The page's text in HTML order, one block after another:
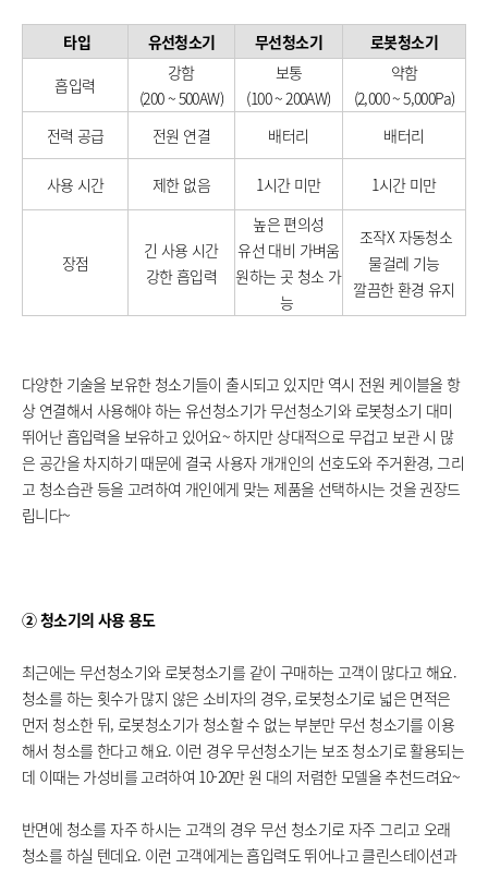
타입 유선청소기 무선청소기
로봇청소기
흡입력
강함
(200 ~ 500AW)
보통
(100 ~ 200AW)
약함
(2,000 ~ 5,000Pa)
전력 공급
전원 연결 배터리 배터리
사용 시간 제한 없음 1시간 미만 1시간 미만
장점
긴 사용 시간
강한 흡입력
높은 편의성
유선 대비 가벼움
원하는 곳 청소 가
능
조작X 자동청소
물걸레 기능
깔끔한 환경 유지
다양한 기술을 보유한 청소기들이 출시되고 있지만 역시 전원 케이블을 항
상 연결해서 사용해야 하는 유선청소기가 무선청소기와 로봇청소기 대미
뛰어난 흡입력을 보유하고 있어요~ 하지만 상대적으로 무겁고 보관 시 많
은 공간을 차지하기 때문에 결국 사용자 개개인의 선호도와 주거환경, 그리
고 청소습관 등을 고려하여 개인에게 맞는 제품을 선택하시는 것을 권장드
립니다~
② 청소기의 사용 용도
최근에는 무선청소기와 로봇청소기를 같이 구매하는 고객이 많다고 해요.
청소를 하는 횟수가 많지 않은 소비자의 경우, 로봇청소기로 넓은 면적은
먼저 청소한 뒤, 로봇청소기가 청소할 수 없는 부분만 무선 청소기를 이용
해서 청소를 한다고 해요. 이런 경우 무선청소기는 보조 청소기로 활용되는
데 이때는 가성비를 고려하여 10-20만 원 대의 저렴한 모델을 추천드려요~
반면에 청소를 자주 하시는 고객의 경우 무선 청소기로 자주 그리고 오래
청소를 하실 텐데요. 이런 고객에게는 흡입력도 뛰어나고 클린스테이션과